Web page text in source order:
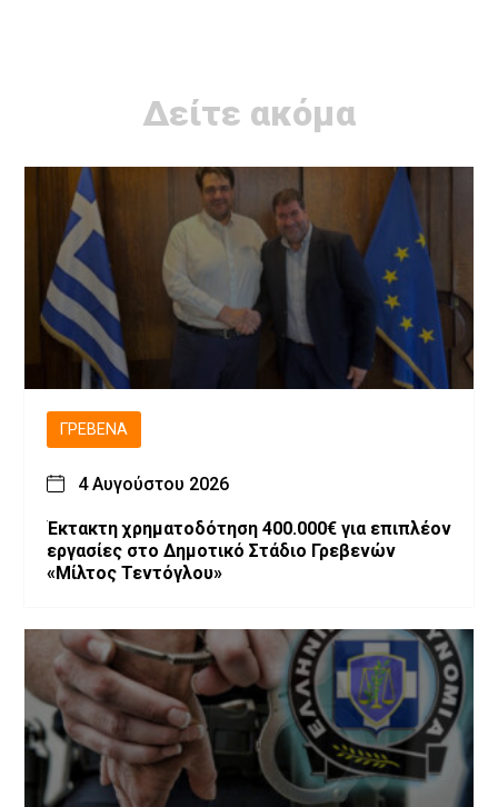
Δείτε ακόμα
ΓΡΕΒΕΝΆ
4 Αυγούστου 2026
Έκτακτη χρηματοδότηση 400.000€ για επιπλέον
εργασίες στο Δημοτικό Στάδιο Γρεβενών
«Μίλτος Τεντόγλου»